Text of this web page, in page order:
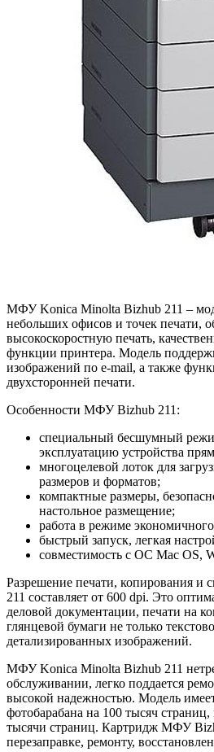
МФУ Konica Minolta Bizhub 211 –
небольших офисов и точек печати,
высокоскоростную печать,
функции принтера. Модель
изображений по e-mail, а также
двухсторонней печати.
Особенности МФУ Bizhub 211:
специальный бесшумный
эксплуатацию устройства
многоцелевой лоток для
размеров и форматов;
компактные размеры,
настольное размещение;
работа в режиме экономичного
быстрый запуск, легкая
совместимость с ОС Mac OS,
Разрешение печати, копирования и
211 составляет от 600 dpi. Это
деловой документации, печати на
глянцевой бумаги не только
детализированных изображений.
МФУ Konica Minolta Bizhub 211
обслуживании, легко поддается
высокой надежностью. Модель
фотобарабана на 100 тысяч
тысячи страниц. Картридж МФУ
перезаправке, ремонту,